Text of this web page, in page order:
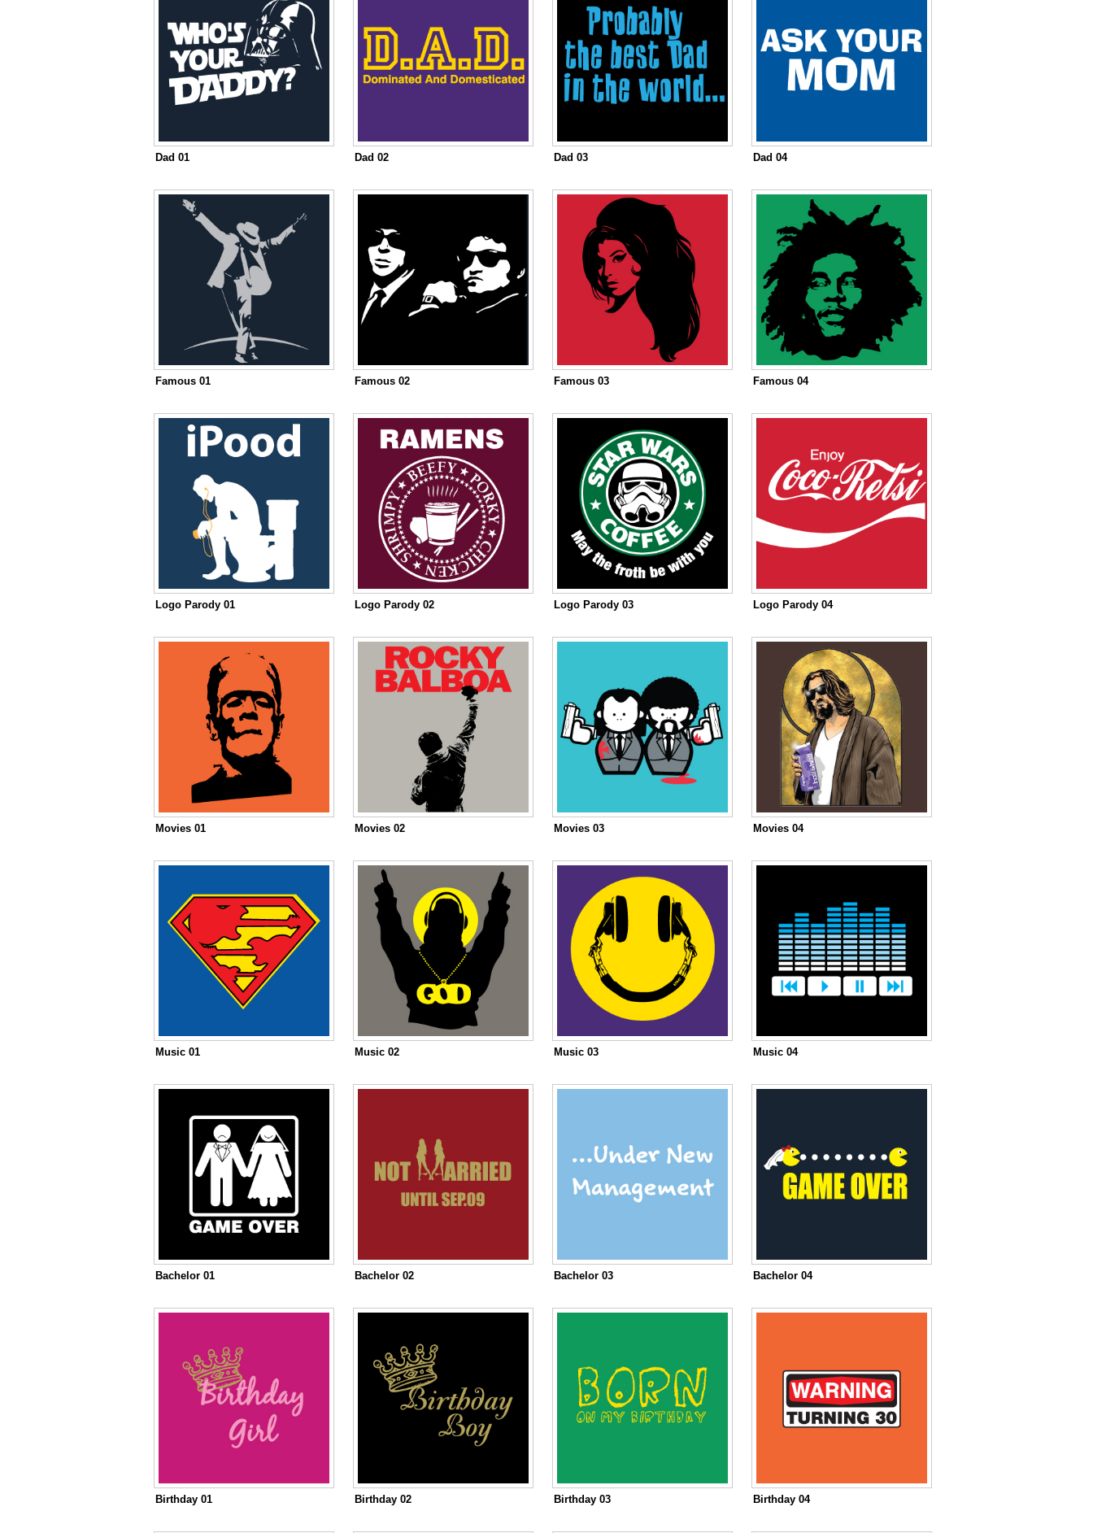
Dad 01 Dad 02 Dad 03 Dad 04
Famous 01 Famous 02 Famous 03 Famous 04
Logo Parody 01 Logo Parody 02 Logo Parody 03 Logo Parody 04
Movies 01 Movies 02 Movies 03 Movies 04
Music 01 Music 02 Music 03 Music 04
Bachelor 01 Bachelor 02 Bachelor 03 Bachelor 04
Birthday 01 Birthday 02 Birthday 03 Birthday 04